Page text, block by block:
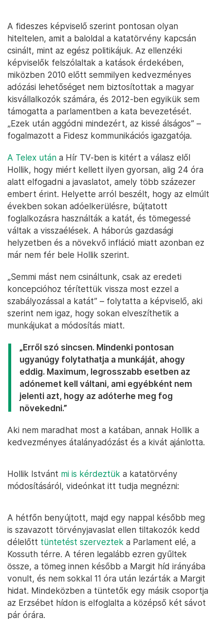
A fideszes képviselő szerint pontosan olyan
hiteltelen, amit a baloldal a katatörvény kapcsán
csinált, mint az egész politikájuk. Az ellenzéki
képviselők felszólaltak a katások érdekében,
miközben 2010 előtt semmilyen kedvezményes
adózási lehetőséget nem biztosítottak a magyar
kisvállalkozók számára, és 2012-ben egyikük sem
támogatta a parlamentben a kata bevezetését.
„Ezek után aggódni mindezért, az kissé álságos” –
fogalmazott a Fidesz kommunikációs igazgatója.
A Telex után a Hír TV-ben is kitért a válasz elől
Hollik, hogy miért kellett ilyen gyorsan, alig 24 óra
alatt elfogadni a javaslatot, amely több százezer
embert érint. Helyette arról beszélt, hogy az elmúlt
években sokan adóelkerülésre, bújtatott
foglalkozásra használták a katát, és tömegessé
váltak a visszaélések. A háborús gazdasági
helyzetben és a növekvő infláció miatt azonban ez
már nem fér bele Hollik szerint.
„Semmi mást nem csináltunk, csak az eredeti
koncepcióhoz térítettük vissza most ezzel a
szabályozással a katát” – folytatta a képviselő, aki
szerint nem igaz, hogy sokan elveszíthetik a
munkájukat a módosítás miatt.
„Erről szó sincsen. Mindenki pontosan
ugyanúgy folytathatja a munkáját, ahogy
eddig. Maximum, legrosszabb esetben az
adónemet kell váltani, ami egyébként nem
jelenti azt, hogy az adóterhe meg fog
növekedni.”
Aki nem maradhat most a katában, annak Hollik a
kedvezményes átalányadózást és a kivát ajánlotta.
Hollik Istvánt mi is kérdeztük a katatörvény
módosításáról, videónkat itt tudja megnézni:
A hétfőn benyújtott, majd egy nappal később meg
is szavazott törvényjavaslat ellen tiltakozók kedd
délelőtt tüntetést szerveztek a Parlament elé, a
Kossuth térre. A téren legalább ezren gyűltek
össze, a tömeg innen később a Margit híd irányába
vonult, és nem sokkal 11 óra után lezárták a Margit
hidat. Mindeközben a tüntetők egy másik csoportja
az Erzsébet hídon is elfoglalta a középső két sávot
pár órára.